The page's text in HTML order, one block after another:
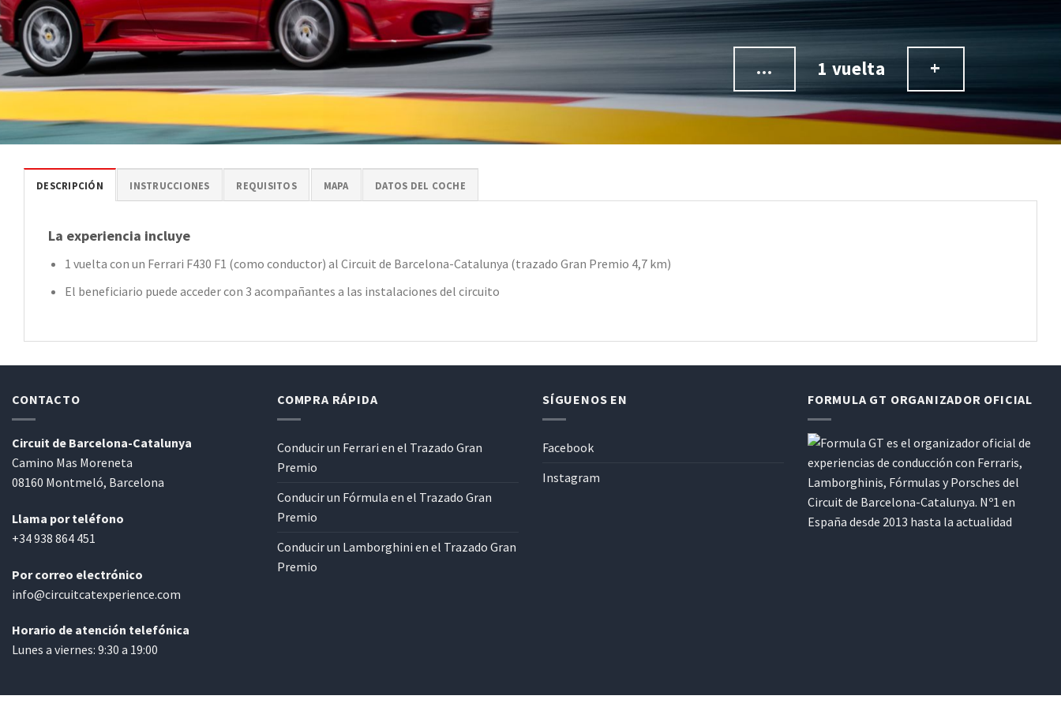
... 1 vuelta +
DESCRIPCIÓN INSTRUCCIONES REQUISITOS MAPA DATOS DEL COCHE
La experiencia incluye
1 vuelta con un Ferrari F430 F1 (como conductor) al Circuit de Barcelona-Catalunya (trazado Gran Premio 4,7 km)
El beneficiario puede acceder con 3 acompañantes a las instalaciones del circuito
CONTACTO
Circuit de Barcelona-Catalunya
Camino Mas Moreneta
08160 Montmeló, Barcelona
Llama por teléfono
+34 938 864 451
Por correo electrónico
info@circuitcatexperience.com
Horario de atención telefónica
Lunes a viernes: 9:30 a 19:00
COMPRA RÁPIDA
Conducir un Ferrari en el Trazado Gran
Premio
Conducir un Fórmula en el Trazado Gran
Premio
Conducir un Lamborghini en el Trazado Gran
Premio
SÍGUENOS EN
Facebook
Instagram
FORMULA GT ORGANIZADOR OFICIAL